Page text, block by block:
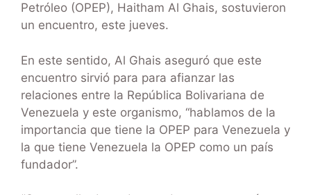
Petróleo (OPEP), Haitham Al Ghais, sostuvieron
un encuentro, este jueves.
En este sentido, Al Ghais aseguró que este
encuentro sirvió para para afianzar las
relaciones entre la República Bolivariana de
Venezuela y este organismo, “hablamos de la
importancia que tiene la OPEP para Venezuela y
la que tiene Venezuela la OPEP como un país
fundador”.